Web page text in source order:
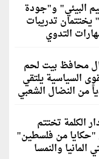
البيئي" و"جودة
يختتمان تدريبات
التدوي
محافظ بيت لحم
السياسية يلتقي
من النضال الشعبي
الكلمة تختتم
"حكايا من فلسطين"
المانيا والنمسا